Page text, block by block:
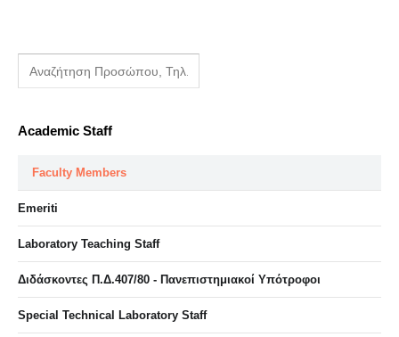
Academic Staff
Faculty Members
Emeriti
Laboratory Teaching Staff
Διδάσκοντες Π.Δ.407/80 - Πανεπιστημιακοί Υπότροφοι
Special Technical Laboratory Staff